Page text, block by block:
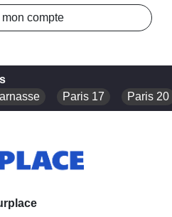
compte
Paris 17 Paris 20